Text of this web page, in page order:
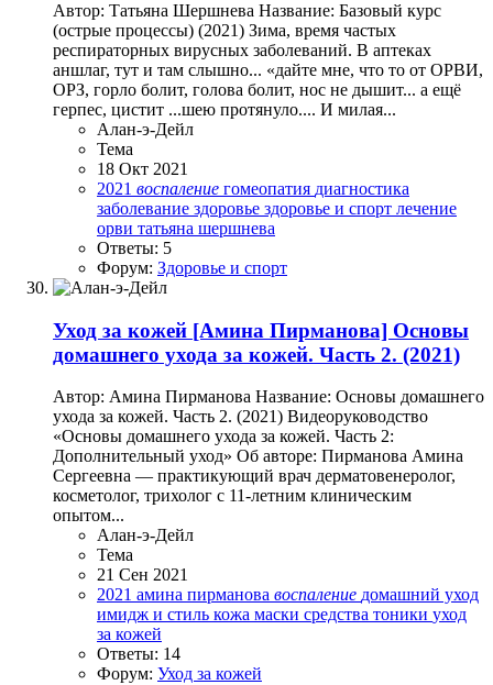
Автор: Татьяна Шершнева Название: Базовый курс
(острые процессы) (2021) Зима, время частых
респираторных вирусных заболеваний. В аптеках
аншлаг, тут и там слышно... «дайте мне, что то от ОРВИ,
ОРЗ, горло болит, голова болит, нос не дышит... а ещё
герпес, цистит ...шею протянуло.... И милая...
Алан-э-Дейл
Тема
18 Окт 2021
2021 воспаление гомеопатия диагностика
заболевание здоровье здоровье и спорт лечение
орви татьяна шершнева
Ответы: 5
Форум: Здоровье и спорт
Уход за кожей [Амина Пирманова] Основы
домашнего ухода за кожей. Часть 2. (2021)
Автор: Амина Пирманова Название: Основы домашнего
ухода за кожей. Часть 2. (2021) Видеоруководство
«Основы домашнего ухода за кожей. Часть 2:
Дополнительный уход» Об авторе: Пирманова Амина
Сергеевна — практикующий врач дерматовенеролог,
косметолог, трихолог с 11-летним клиническим
опытом...
Алан-э-Дейл
Тема
21 Сен 2021
2021 амина пирманова воспаление домашний уход
имидж и стиль кожа маски средства тоники уход
за кожей
Ответы: 14
Форум: Уход за кожей